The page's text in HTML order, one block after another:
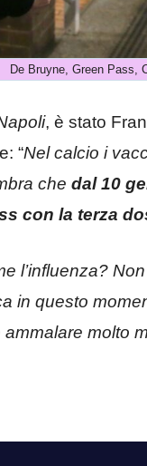
De Bruyne, Green Pass,
, è stato
“Nel calcio i
che dal 10
con la terza
l’influenza?
in questo
molto